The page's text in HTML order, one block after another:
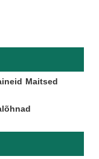
Maitsed